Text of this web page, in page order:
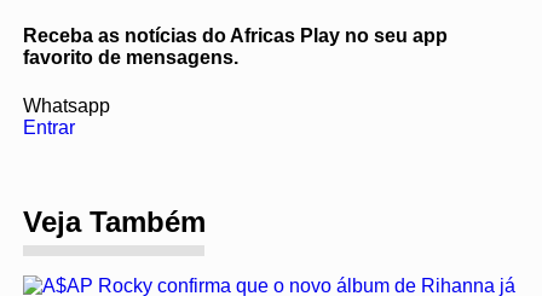
Receba as notícias do Africas Play no seu app
favorito de mensagens.
Whatsapp
Entrar
Veja Também